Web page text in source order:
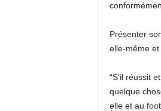
Présenter
elle-même et
“S’il réussit
quelque
elle et au